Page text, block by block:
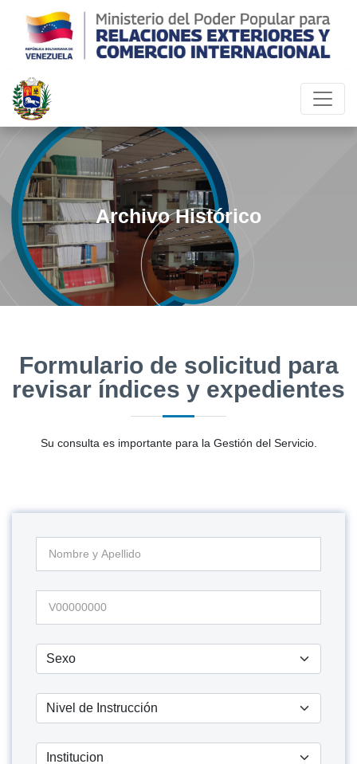
Archivo Histórico
Formulario de solicitud para
revisar índices y expedientes
Su consulta es importante para la Gestión del Servicio.